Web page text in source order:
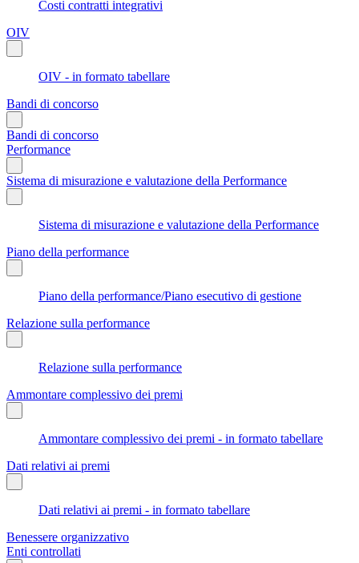
Costi contratti integrativi
OIV
OIV - in formato tabellare
Bandi di concorso
Bandi di concorso
Performance
Sistema di misurazione e valutazione della Performance
Sistema di misurazione e valutazione della Performance
Piano della performance
Piano della performance/Piano esecutivo di gestione
Relazione sulla performance
Relazione sulla performance
Ammontare complessivo dei premi
Ammontare complessivo dei premi - in formato tabellare
Dati relativi ai premi
Dati relativi ai premi - in formato tabellare
Benessere organizzativo
Enti controllati